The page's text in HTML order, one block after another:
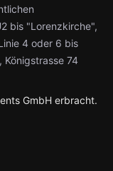
bis "Lorenzkirche",
4 oder 6 bis
74
GmbH erbracht.